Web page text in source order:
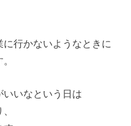
行かないようなときに
いなという日は